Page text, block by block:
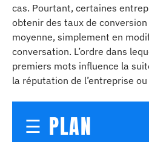
cas. Pourtant, certaines
obtenir des taux de
moyenne, simplement en
conversation. L’ordre dans
premiers mots influence la
la réputation de l’entreprise
PLAN